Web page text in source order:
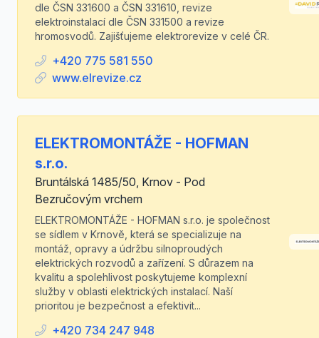
dle ČSN 331600 a ČSN 331610, revize
elektroinstalací dle ČSN 331500 a revize
hromosvodů. Zajišťujeme elektrorevize v celé ČR.
+420 775 581 550
www.elrevize.cz
ELEKTROMONTÁŽE - HOFMAN
s.r.o.
Bruntálská 1485/50, Krnov - Pod
Bezručovým vrchem
ELEKTROMONTÁŽE - HOFMAN s.r.o. je společnost
se sídlem v Krnově, která se specializuje na
montáž, opravy a údržbu silnoproudých
elektrických rozvodů a zařízení. S důrazem na
kvalitu a spolehlivost poskytujeme komplexní
služby v oblasti elektrických instalací. Naší
prioritou je bezpečnost a efektivit...
+420 734 247 948